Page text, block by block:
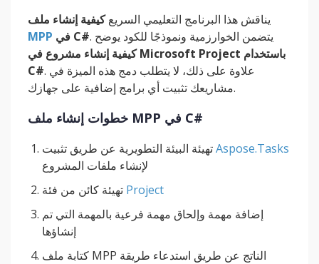
يناقش هذا البرنامج التعليمي السريعكيفية إنشاء ملف
MPP
في C# . يتضمن الخوارزمية ونموذجًا للكود يوضح
كيفية إنشاء مشروع في Microsoft Project باستخدام
C#. علاوة على ذلك، لا يتطلب دمج هذه الميزة في
مشاريعك تثبيت أي برامج إضافية على جهازك.
خطوات إنشاء ملف MPP في C#
Aspose.Tasks
لإنشاء ملفات المشروع
Project
إضافة مهمة وإلحاق مهمة فرعية بالمهمة التي تم
إنشاؤها
كتابة ملف MPP الناتج عن طريق استدعاء طريقة